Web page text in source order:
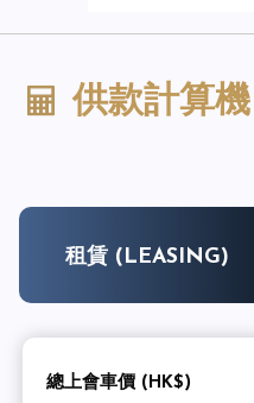
供款計算機
租賃 (LEASING)
總上會車價 (HK$)